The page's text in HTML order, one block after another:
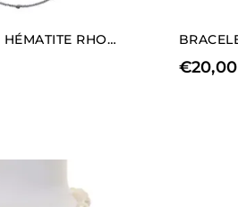
COLLIER EN HÉMATITE RHODIÉE AVEC ÉLÉMENTS EN FORME DE CŒUR
€20,00